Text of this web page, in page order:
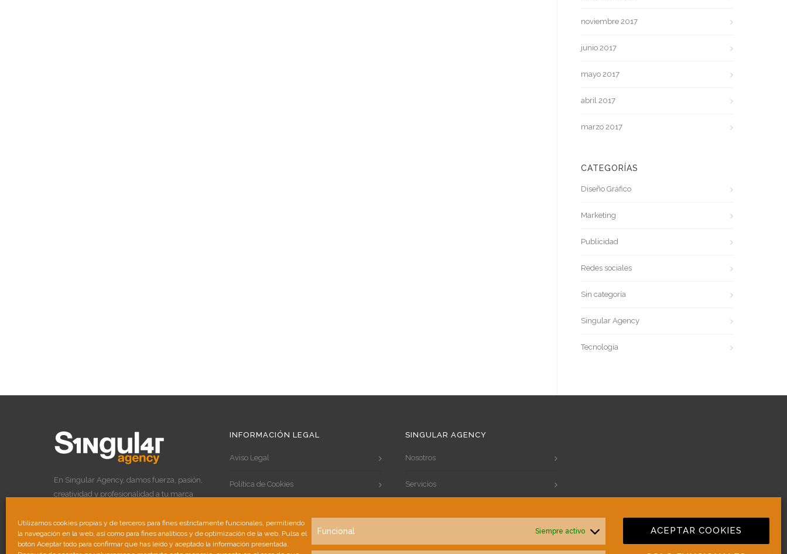
Utilizamos cookies propias y de terceros para fines estrictamente funcionales, permitiendo
la navegación en la web, así como para fines analíticos y de optimización de la web. Pulsa el
botón Aceptar todo para confirmar que has leído y aceptado la información presentada.
Funcional Siempre activo ACEPTAR COOKIES
noviembre 2017
junio 2017
mayo 2017
abril 2017
marzo 2017
CATEGORÍAS
Diseño Gráfico
Marketing
Publicidad
Redes sociales
Sin categoría
Singular Agency
Tecnología
En Singular Agency, damos fuerza, pasión,
creatividad y profesionalidad a tu marca
INFORMACIÓN LEGAL
Aviso Legal
Política de Cookies
SINGULAR AGENCY
Nosotros
Servicios